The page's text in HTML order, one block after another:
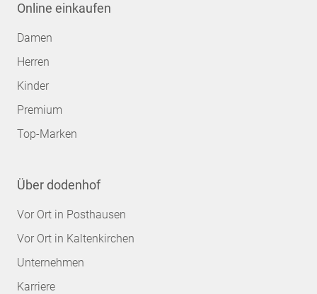
Online einkaufen
Damen
Herren
Kinder
Premium
Top-Marken
Über dodenhof
Vor Ort in Posthausen
Vor Ort in Kaltenkirchen
Unternehmen
Karriere